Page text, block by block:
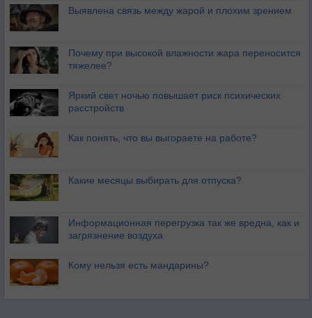
Выявлена связь между жарой и плохим зрением
Почему при высокой влажности жара переносится
тяжелее?
Яркий свет ночью повышает риск психических
расстройств
Как понять, что вы выгораете на работе?
Какие месяцы выбирать для отпуска?
Информационная перегрузка так же вредна, как и
загрязнение воздуха
Кому нельзя есть мандарины?